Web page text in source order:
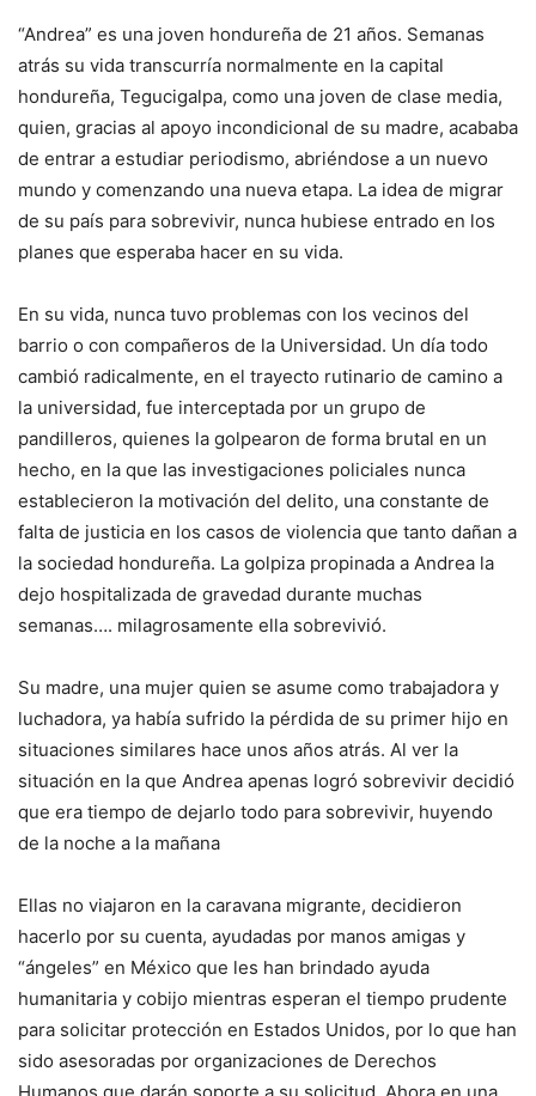
“Andrea” es una joven hondureña de 21 años. Semanas
atrás su vida transcurría normalmente en la capital
hondureña, Tegucigalpa, como una joven de clase media,
quien, gracias al apoyo incondicional de su madre, acababa
de entrar a estudiar periodismo, abriéndose a un nuevo
mundo y comenzando una nueva etapa. La idea de migrar
de su país para sobrevivir, nunca hubiese entrado en los
planes que esperaba hacer en su vida.
En su vida, nunca tuvo problemas con los vecinos del
barrio o con compañeros de la Universidad. Un día todo
cambió radicalmente, en el trayecto rutinario de camino a
la universidad, fue interceptada por un grupo de
pandilleros, quienes la golpearon de forma brutal en un
hecho, en la que las investigaciones policiales nunca
establecieron la motivación del delito, una constante de
falta de justicia en los casos de violencia que tanto dañan a
la sociedad hondureña. La golpiza propinada a Andrea la
dejo hospitalizada de gravedad durante muchas
semanas…. milagrosamente ella sobrevivió.
Su madre, una mujer quien se asume como trabajadora y
luchadora, ya había sufrido la pérdida de su primer hijo en
situaciones similares hace unos años atrás. Al ver la
situación en la que Andrea apenas logró sobrevivir decidió
que era tiempo de dejarlo todo para sobrevivir, huyendo
de la noche a la mañana
Ellas no viajaron en la caravana migrante, decidieron
hacerlo por su cuenta, ayudadas por manos amigas y
“ángeles” en México que les han brindado ayuda
humanitaria y cobijo mientras esperan el tiempo prudente
para solicitar protección en Estados Unidos, por lo que han
sido asesoradas por organizaciones de Derechos